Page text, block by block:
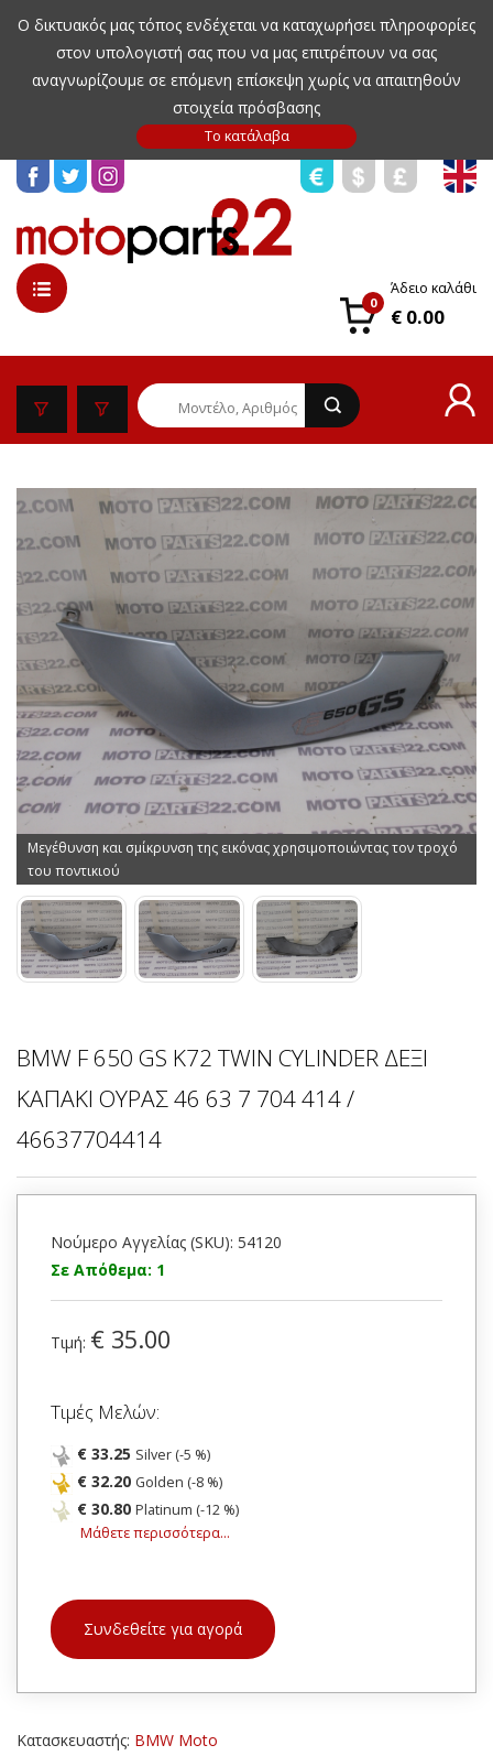
Ο δικτυακός μας τόπος ενδέχεται να καταχωρήσει πληροφορίες
στον υπολογιστή σας που να μας επιτρέπουν να σας
αναγνωρίζουμε σε επόμενη επίσκεψη χωρίς να απαιτηθούν
στοιχεία πρόσβασης
0
Άδειο καλάθι
€ 0.00
Μεγέθυνση και σμίκρυνση της εικόνας χρησιμοποιώντας τον τροχό
του ποντικιού
BMW F 650 GS K72 TWIN CYLINDER ΔΕΞΙ
ΚΑΠΑΚΙ ΟΥΡΑΣ 46 63 7 704 414 /
46637704414
Νούμερο Αγγελίας (SKU): 54120
Σε Απόθεμα: 1
Τιμή: € 35.00
Τιμές Μελών:
€ 33.25 Silver (-5 %)
€ 32.20 Golden (-8 %)
€ 30.80 Platinum (-12 %)
Μάθετε περισσότερα...
Συνδεθείτε για αγορά
Κατασκευαστής: BMW Moto